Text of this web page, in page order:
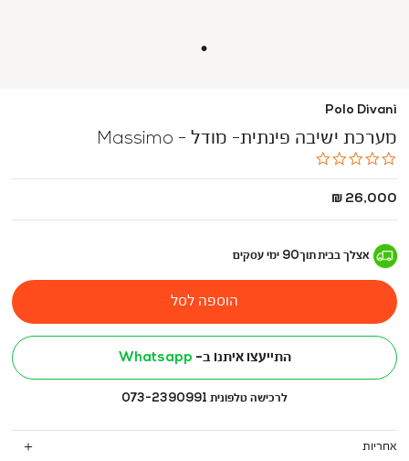
Polo Divani
מערכת ישיבה פינתית- מודל - Massimo
החל
26,000 ₪
אצלך בביתתוך90 ימי עסקים
הוספה לסל
התייעצו איתנו ב- Whatsapp
לרכישה טלפונית 073-2390991
אחריות